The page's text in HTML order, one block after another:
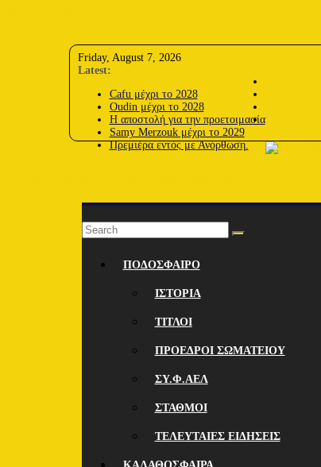
Friday, August 7, 2026
Latest:
Cafu μέχρι το 2028
Oudin μέχρι το 2028
Η αποστολή για την προετοιμασία
Samy Merzouk μέχρι το 2029
Πρεμιέρα εντός με Ανόρθωση.
ΠΟΔΟΣΦΑΙΡΟ
ΙΣΤΟΡΙΑ
ΤΙΤΛΟΙ
ΠΡΟΕΔΡΟΙ ΣΩΜΑΤΕΙΟΥ
ΣΥ.Φ.ΑΕΛ
ΣΤΑΘΜΟΙ
ΤΕΛΕΥΤΑΙΕΣ ΕΙΔΗΣΕΙΣ